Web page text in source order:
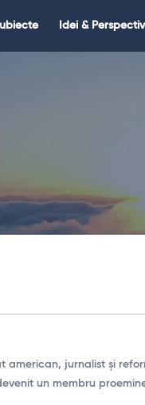
Idei &
american, jurnalist și
un membru